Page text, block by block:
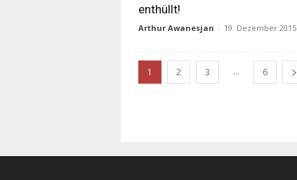
enthüllt!
Arthur Awanesjan - 19. Dezember 2015
1 2 3 ... 6